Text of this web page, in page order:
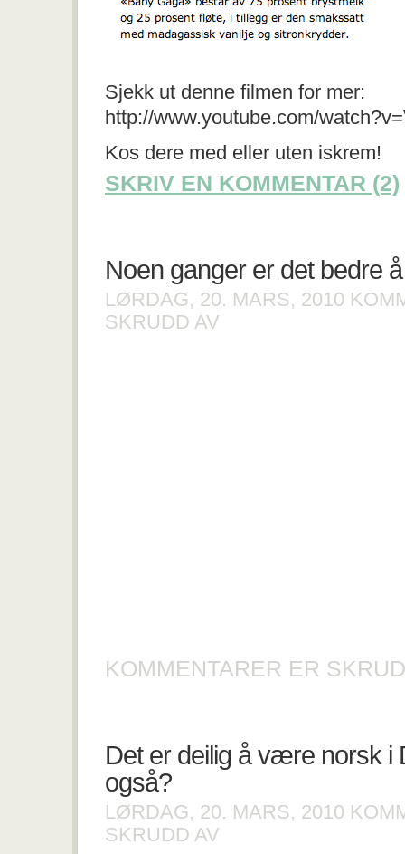
Sjekk ut denne filmen for mer:
http://www.youtube.com/
Kos dere med eller uten iskrem!
SKRIV EN KOMMENTAR (2)
Noen ganger er det bedre
LØRDAG, 20. MARS, 2010
SKRUDD AV
KOMMENTARER ER
Det er deilig å være norsk i
også?
LØRDAG, 20. MARS, 2010
SKRUDD AV